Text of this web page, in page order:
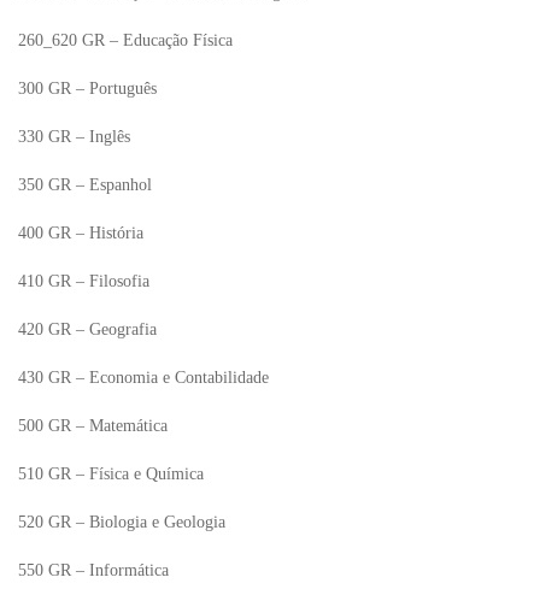
260_620 GR – Educação Física
300 GR – Português
330 GR – Inglês
350 GR – Espanhol
400 GR – História
410 GR – Filosofia
420 GR – Geografia
430 GR – Economia e Contabilidade
500 GR – Matemática
510 GR – Física e Química
520 GR – Biologia e Geologia
550 GR – Informática